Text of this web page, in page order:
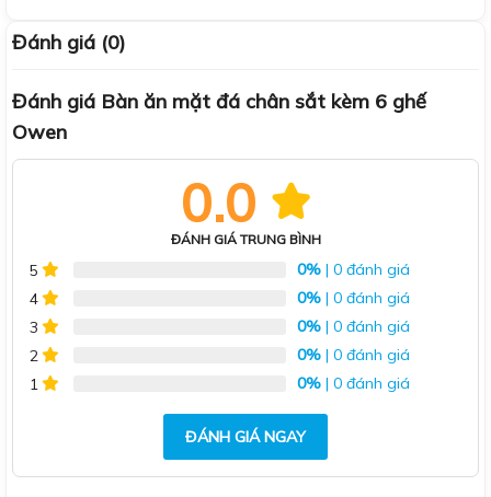
Đánh giá (0)
Đánh giá Bàn ăn mặt đá chân sắt kèm 6 ghế
Owen
0.0
ĐÁNH GIÁ TRUNG BÌNH
5 0% | 0 đánh giá
4
0% | 0 đánh giá
3
0% | 0 đánh giá
2
0% | 0 đánh giá
1
0% | 0 đánh giá
ĐÁNH GIÁ NGAY